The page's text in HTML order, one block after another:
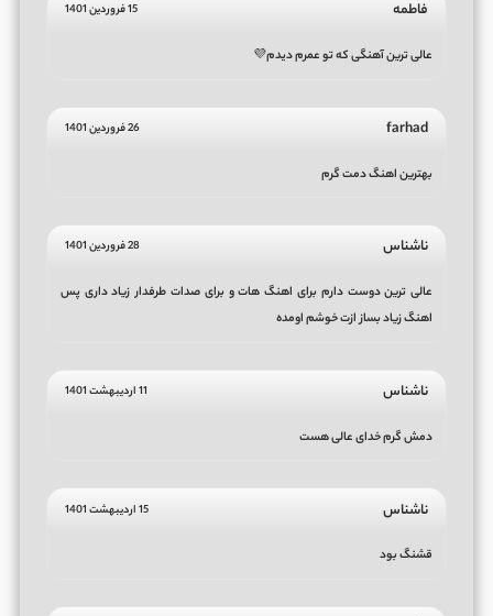
فاطمه 15 فروردین 1401
عالی ترین آهنگی که تو عمرم دیدم💜
farhad 26 فروردین 1401
بهترین اهنگ دمت گرم
ناشناس 28 فروردین 1401
عالی ترین دوست دارم برای اهنگ هات و برای صدات طرفدار زیاد داری پس
اهنگ زیاد بساز ازت خوشم اومده
ناشناس 11 اردیبهشت 1401
دمش گرم خدای عالی هست
ناشناس 15 اردیبهشت 1401
قشنگ بود